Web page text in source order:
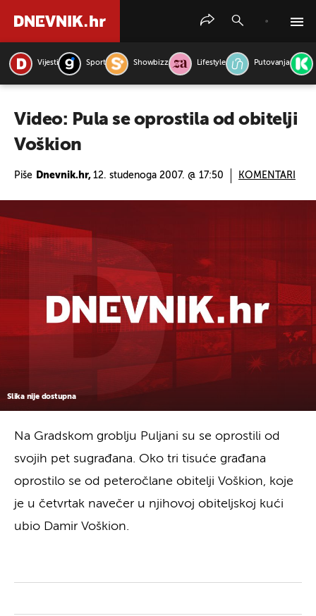
Vijesti Sport Showbizz Lifestyle Putovanja
Video: Pula se oprostila od obitelji
Voškion
Piše Dnevnik.hr, 12. studenoga 2007. @ 17:50 KOMENTARI
Slika nije dostupna
Na Gradskom groblju Puljani su se oprostili od
svojih pet sugrađana. Oko tri tisuće građana
oprostilo se od peteročlane obitelji Voškion, koje
je u četvrtak navečer u njihovoj obiteljskoj kući
ubio Damir Voškion.
PRETRAŽITE VIJESTI